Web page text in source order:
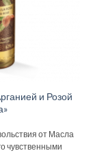
и Розой
от Масла
чувственными